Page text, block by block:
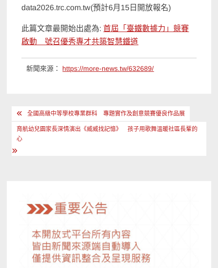
data2026.trc.com.tw(預計6月15日開放報名)
此篇文章最開始出處為:首屆「臺鐵數據力」競賽
啟動 號召優秀專才共築智慧鐵道
新聞來源： https://more-news.tw/632689/
文
章
導
全國高級中等學校專業群科 專題實作及創意競賽優良作品展
育航幼兒園家長深情演出《威威找記憶》 孩子用歌舞溫暖社區長輩的
心